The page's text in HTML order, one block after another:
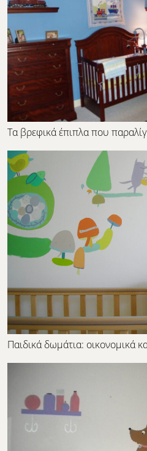
Τα βρεφικά έπιπλα που
Παιδικά δωμάτια: οικονομικά